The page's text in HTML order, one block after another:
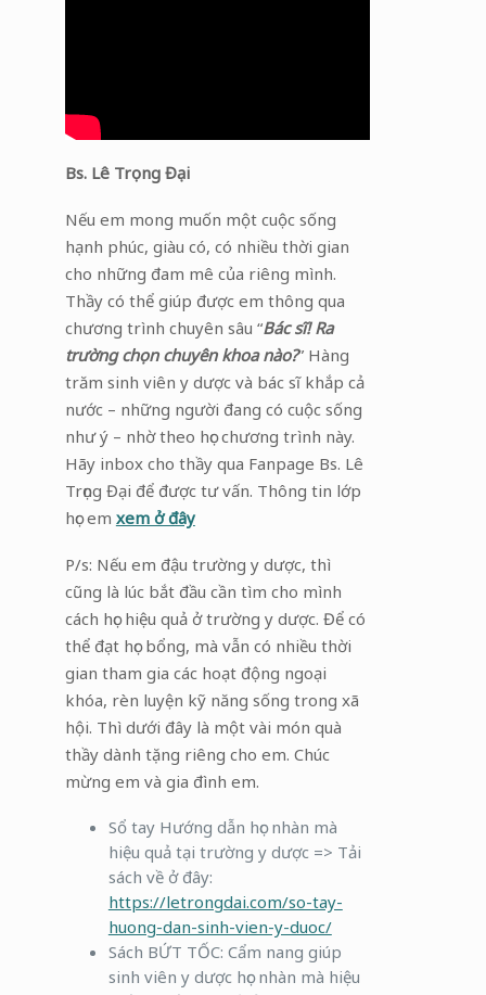
Bs. Lê Trọng Đại
Nếu em mong muốn một cuộc sống
hạnh phúc, giàu có, có nhiều thời gian
cho những đam mê của riêng mình.
Thầy có thể giúp được em thông qua
chương trình chuyên sâu “Bác sĩ! Ra
trường chọn chuyên khoa nào?” Hàng
trăm sinh viên y dược và bác sĩ khắp cả
nước – những người đang có cuộc sống
như ý – nhờ theo học chương trình này.
Hãy inbox cho thầy qua Fanpage Bs. Lê
Trọng Đại để được tư vấn. Thông tin lớp
học em xem ở đây
P/s: Nếu em đậu trường y dược, thì
cũng là lúc bắt đầu cần tìm cho mình
cách học hiệu quả ở trường y dược. Để có
thể đạt học bổng, mà vẫn có nhiều thời
gian tham gia các hoạt động ngoại
khóa, rèn luyện kỹ năng sống trong xã
hội. Thì dưới đây là một vài món quà
thầy dành tặng riêng cho em. Chúc
mừng em và gia đình em.
Sổ tay Hướng dẫn học nhàn mà
hiệu quả tại trường y dược => Tải
sách về ở đây:
https://letrongdai.com/so-tay-
huong-dan-sinh-vien-y-duoc/
Sách BỨT TỐC: Cẩm nang giúp
sinh viên y dược học nhàn mà hiệu